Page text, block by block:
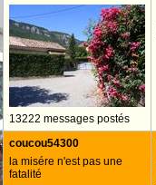
13222 messages postés
coucou54300
la misére n'est pas une
fatalité